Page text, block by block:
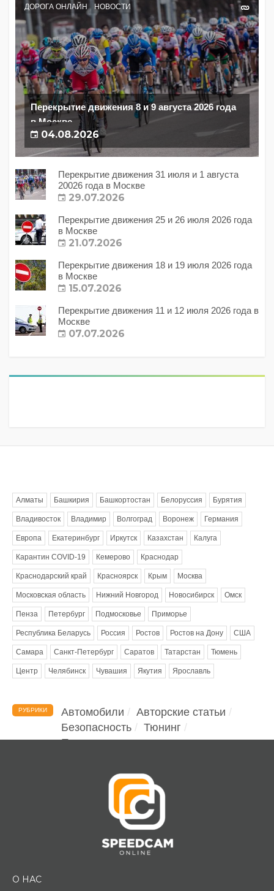
ДОРОГА ОНЛАЙН НОВОСТИ
Перекрытие движения 8 и 9 августа 2026 года
в Москве
04.08.2026
Перекрытие движения 31 июля и 1 августа
20026 года в Москве
29.07.2026
Перекрытие движения 25 и 26 июля 2026 года
в Москве
21.07.2026
Перекрытие движения 18 и 19 июля 2026 года
в Москве
15.07.2026
Перекрытие движения 11 и 12 июля 2026 года в
Москве
07.07.2026
Алматы Башкирия Башкортостан Белоруссия Бурятия
Владивосток Владимир Волгоград Воронеж Германия
Европа Екатеринбург Иркутск Казахстан Калуга
Карантин COVID-19 Кемерово Краснодар
Краснодарский край Красноярск Крым Москва
Московская область Нижний Новгород Новосибирск Омск
Пенза Петербург Подмосковье Приморье
Республика Беларусь Россия Ростов Ростов на Дону США
Самара Санкт-Петербург Саратов Татарстан Тюмень
Центр Челябинск Чувашия Якутия Ярославль
РУБРИКИ Автомобили
Авторские статьи
Безопасность
Тюнинг
Помощь водителю
О НАС